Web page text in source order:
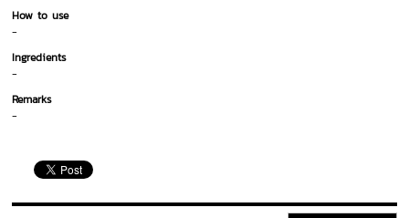
How to use
-
Ingredients
-
Remarks
-